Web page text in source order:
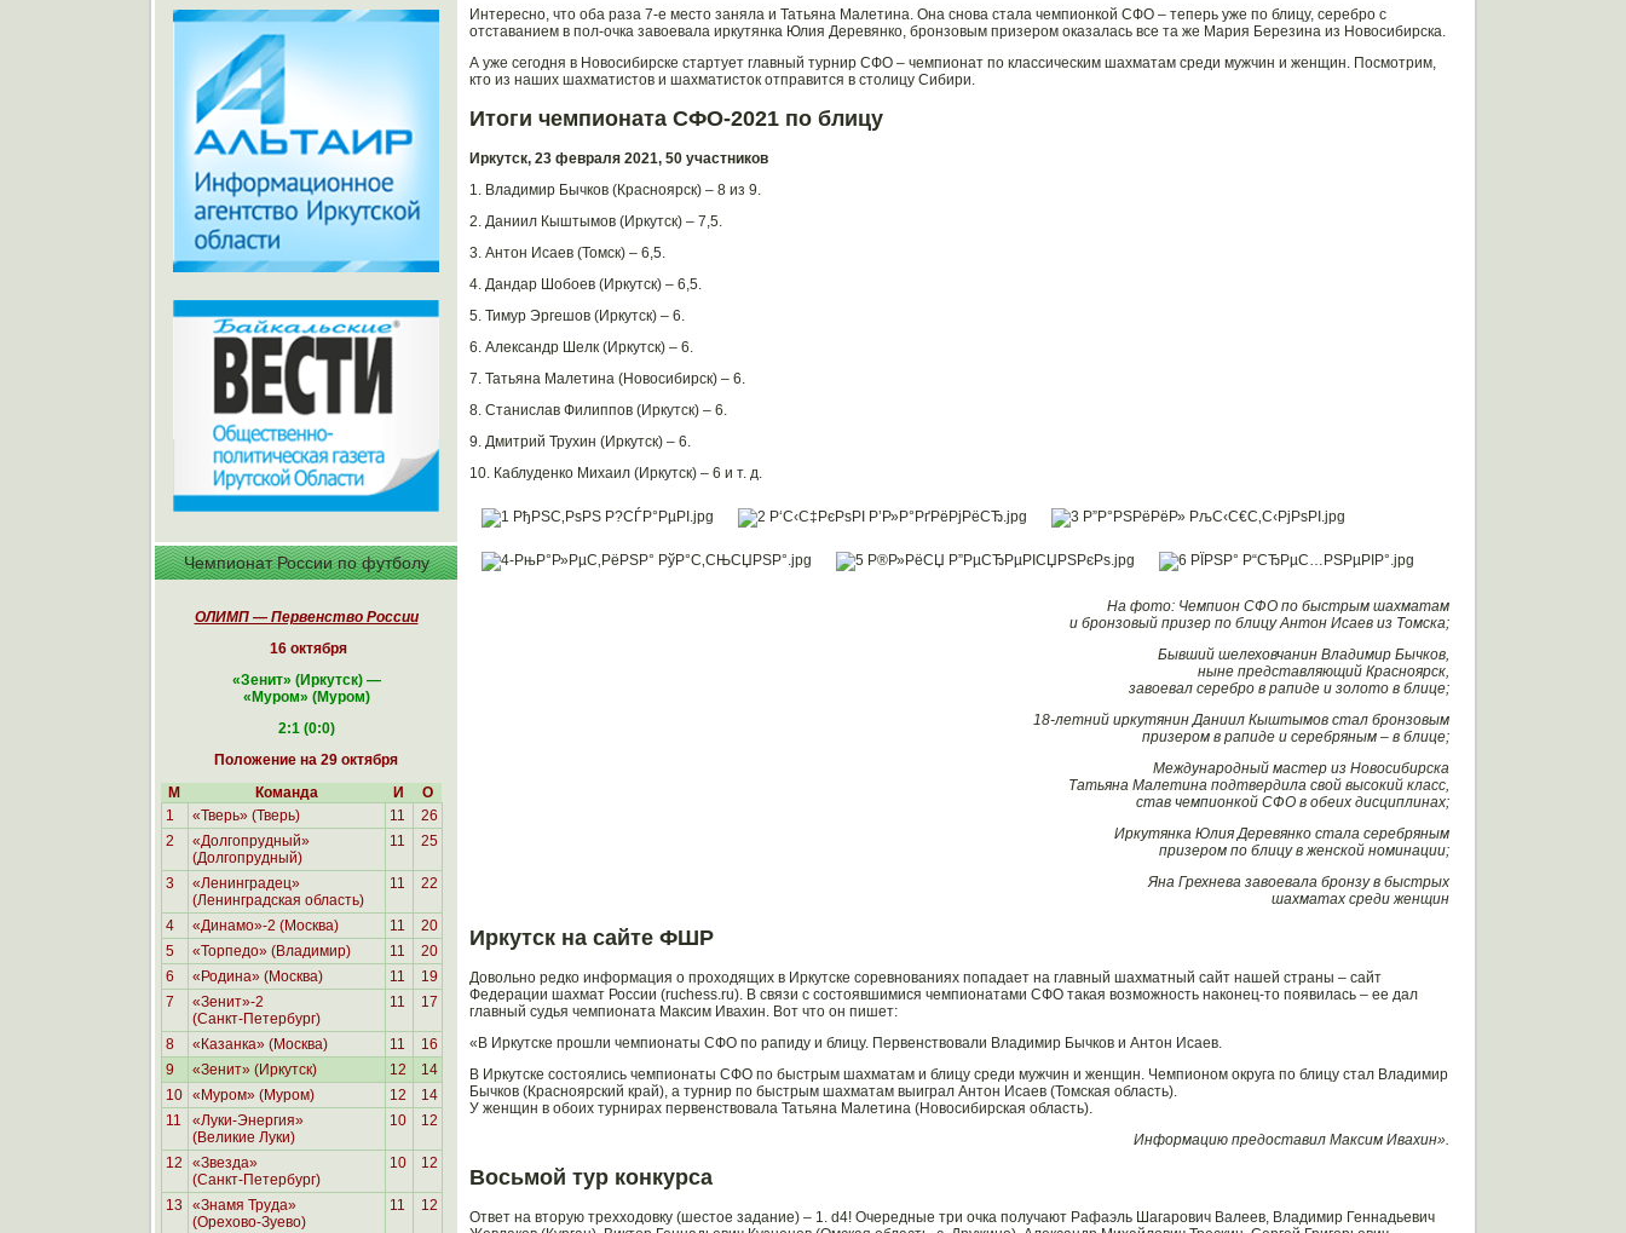
Чемпионат России по футболу
ОЛИМП — Первенство России
16 октября
«Зенит» (Иркутск) —
«Муром» (Муром)
2:1 (0:0)
Положение на 29 октября
М
Команда И
О
1
«Тверь» (Тверь) 11
26
2
«Долгопрудный»
(Долгопрудный)
11 25
3
«Ленинградец»
(Ленинградская область)
11 22
4 «Динамо»-2 (Москва) 11
20
5
«Торпедо» (Владимир) 11
20
6
«Родина» (Москва) 11
19
7
«Зенит»-2
(Санкт-Петербург)
11 17
8 «Казанка» (Москва) 11
16
9
«Зенит» (Иркутск) 12
14
10 «Муром» (Муром) 12
14
11
«Луки-Энергия»
(Великие Луки)
10 12
12
«Звезда»
(Санкт-Петербург)
10 12
13
«Знамя Труда»
(Орехово-Зуево)
11 12
Интересно, что оба раза 7-е место заняла и Татьяна Малетина. Она снова стала чемпионкой СФО – теперь уже по блицу, серебро с
отставанием в пол-очка завоевала иркутянка Юлия Деревянко, бронзовым призером оказалась все та же Мария Березина из Новосибирска.
А уже сегодня в Новосибирске стартует главный турнир СФО – чемпионат по классическим шахматам среди мужчин и женщин. Посмотрим,
кто из наших шахматистов и шахматисток отправится в столицу Сибири.
Итоги чемпионата СФО-2021 по блицу
Иркутск, 23 февраля 2021, 50 участников
1. Владимир Бычков (Красноярск) – 8 из 9.
2. Даниил Кыштымов (Иркутск) – 7,5.
3. Антон Исаев (Томск) – 6,5.
4. Дандар Шобоев (Иркутск) – 6,5.
5. Тимур Эргешов (Иркутск) – 6.
6. Александр Шелк (Иркутск) – 6.
7. Татьяна Малетина (Новосибирск) – 6.
8. Станислав Филиппов (Иркутск) – 6.
9. Дмитрий Трухин (Иркутск) – 6.
10. Каблуденко Михаил (Иркутск) – 6 и т. д.
На фото: Чемпион СФО по быстрым шахматам
и бронзовый призер по блицу Антон Исаев из Томска;
Бывший шелеховчанин Владимир Бычков,
ныне представляющий Красноярск,
завоевал серебро в рапиде и золото в блице;
18-летний иркутянин Даниил Кыштымов стал бронзовым
призером в рапиде и серебряным – в блице;
Международный мастер из Новосибирска
Татьяна Малетина подтвердила свой высокий класс,
став чемпионкой СФО в обеих дисциплинах;
Иркутянка Юлия Деревянко стала серебряным
призером по блицу в женской номинации;
Яна Грехнева завоевала бронзу в быстрых
шахматах среди женщин
Иркутск на сайте ФШР
Довольно редко информация о проходящих в Иркутске соревнованиях попадает на главный шахматный сайт нашей страны – сайт
Федерации шахмат России (ruchess.ru). В связи с состоявшимися чемпионатами СФО такая возможность наконец-то появилась – ее дал
главный судья чемпионата Максим Ивахин. Вот что он пишет:
«В Иркутске прошли чемпионаты СФО по рапиду и блицу. Первенствовали Владимир Бычков и Антон Исаев.
В Иркутске состоялись чемпионаты СФО по быстрым шахматам и блицу среди мужчин и женщин. Чемпионом округа по блицу стал Владимир
Бычков (Красноярский край), а турнир по быстрым шахматам выиграл Антон Исаев (Томская область).
У женщин в обоих турнирах первенствовала Татьяна Малетина (Новосибирская область).
Информацию предоставил Максим Ивахин».
Восьмой тур конкурса
Ответ на вторую трехходовку (шестое задание) – 1. d4! Очередные три очка получают Рафаэль Шагарович Валеев, Владимир Геннадьевич